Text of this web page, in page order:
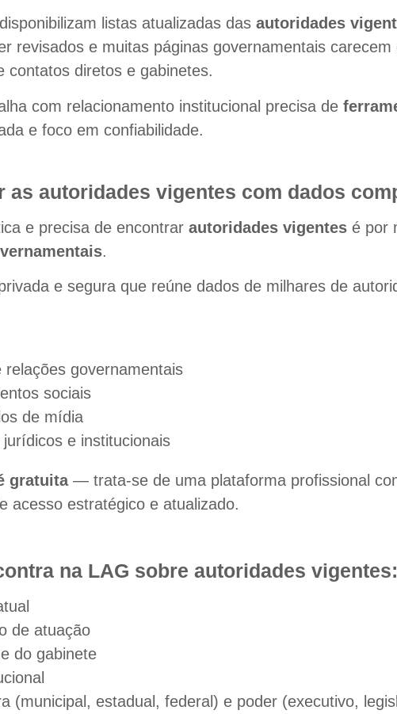
listas atualizadas das autoridades
revisados e muitas páginas governamentais
contatos diretos e gabinetes.
com relacionamento institucional precisa de
e foco em confiabilidade.
as autoridades vigentes com dados
e precisa de encontrar autoridades vigentes é por
.
e segura que reúne dados de milhares de
relações governamentais
sociais
de mídia
e institucionais
gratuita— trata-se de uma plataforma profissional
acesso estratégico e atualizado.
na LAG sobre autoridades vigentes:
de atuação
do gabinete
(municipal, estadual, federal) e poder (executivo,